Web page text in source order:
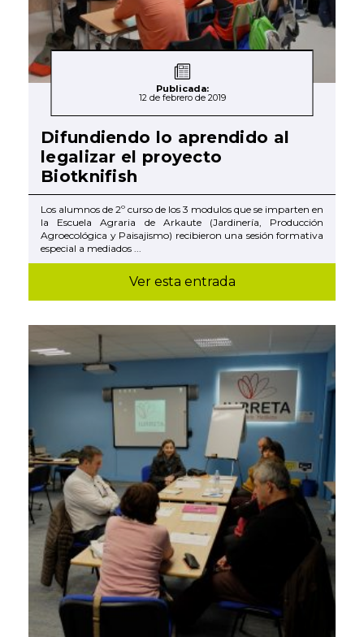
Publicada:
12 de febrero de 2019
Difundiendo lo aprendido al
legalizar el proyecto
Biotknifish
Los alumnos de 2º curso de los 3 modulos que se imparten en
la Escuela Agraria de Arkaute (Jardinería, Producción
Agroecológica y Paisajismo) recibieron una sesión formativa
especial a mediados ...
Ver esta entrada